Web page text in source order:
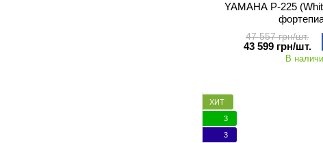
YAMAHA P-225
47 557 грн/шт.
43 599 грн/шт.
В
ХИТ
3
3